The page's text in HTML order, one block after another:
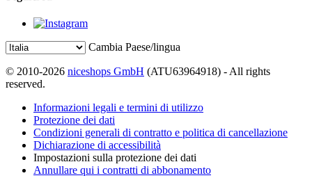
Cambia Paese/lingua
© 2010-2026 niceshops GmbH (ATU63964918) - All rights
reserved.
Informazioni legali e termini di utilizzo
Protezione dei dati
Condizioni generali di contratto e politica di cancellazione
Dichiarazione di accessibilità
Impostazioni sulla protezione dei dati
Annullare qui i contratti di abbonamento